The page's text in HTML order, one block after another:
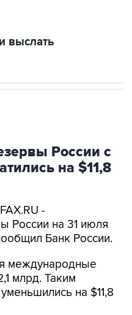
выслать
России с
на $11,8
-
России на 31 июля
Банк России.
международные
млрд. Таким
на $11,8